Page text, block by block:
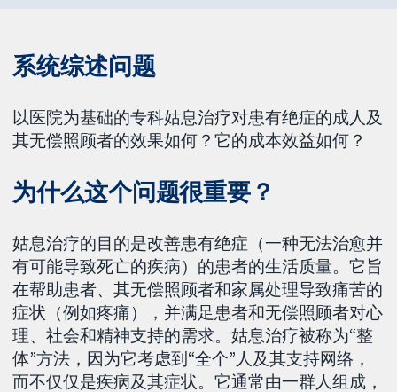
系统综述问题
以医院为基础的专科姑息治疗对患有绝症的成人及
其无偿照顾者的效果如何？它的成本效益如何？
为什么这个问题很重要？
姑息治疗的目的是改善患有绝症（一种无法治愈并
有可能导致死亡的疾病）的患者的生活质量。它旨
在帮助患者、其无偿照顾者和家属处理导致痛苦的
症状（例如疼痛），并满足患者和无偿照顾者对心
理、社会和精神支持的需求。姑息治疗被称为“整
体”方法，因为它考虑到“全个”人及其支持网络，
而不仅仅是疾病及其症状。它通常由一群人组成，